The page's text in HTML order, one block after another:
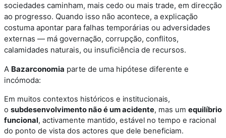
sociedades caminham, mais cedo ou mais trade, em direcção
ao progresso. Quando isso não acontece, a explicação
costuma apontar para falhas temporárias ou adversidades
externas — má governação, corrupção, conflitos,
calamidades naturais, ou insuficiência de recursos.
A Bazarconomia parte de uma hipótese diferente e
incómoda:
Em muitos contextos históricos e institucionais,
o subdesenvolvimento não é um acidente, mas um equilíbrio
funcional, activamente mantido, estável no tempo e racional
do ponto de vista dos actores que dele beneficiam.